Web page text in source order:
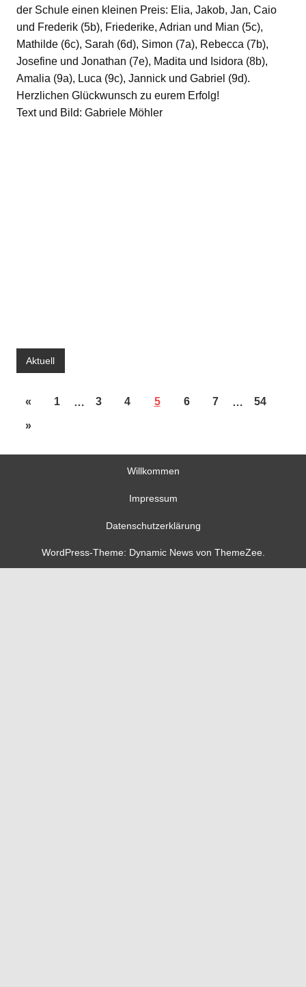
der Schule einen kleinen Preis: Elia, Jakob, Jan, Caio
und Frederik (5b), Friederike, Adrian und Mian (5c),
Mathilde (6c), Sarah (6d), Simon (7a), Rebecca (7b),
Josefine und Jonathan (7e), Madita und Isidora (8b),
Amalia (9a), Luca (9c), Jannick und Gabriel (9d).
Herzlichen Glückwunsch zu eurem Erfolg!
Text und Bild: Gabriele Möhler
Aktuell
« 1 3 4 5 6 7 54
»
Willkommen
Impressum
Datenschutzerklärung
WordPress-Theme: Dynamic News von ThemeZee.